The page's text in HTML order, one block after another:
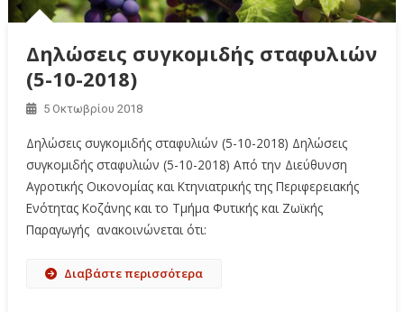
Δηλώσεις συγκομιδής σταφυλιών
(5-10-2018)
5 Οκτωβρίου 2018
Δηλώσεις συγκομιδής σταφυλιών (5-10-2018) Δηλώσεις
συγκομιδής σταφυλιών (5-10-2018) Από την Διεύθυνση
Αγροτικής Οικονομίας και Κτηνιατρικής της Περιφερειακής
Ενότητας Κοζάνης και το Τμήμα Φυτικής και Ζωϊκής
Παραγωγής ανακοινώνεται ότι:
Διαβάστε περισσότερα